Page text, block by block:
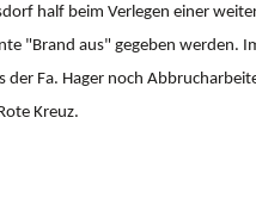
half beim Verlegen einer
"Brand aus" gegeben werden.
Fa. Hager noch
Kreuz.